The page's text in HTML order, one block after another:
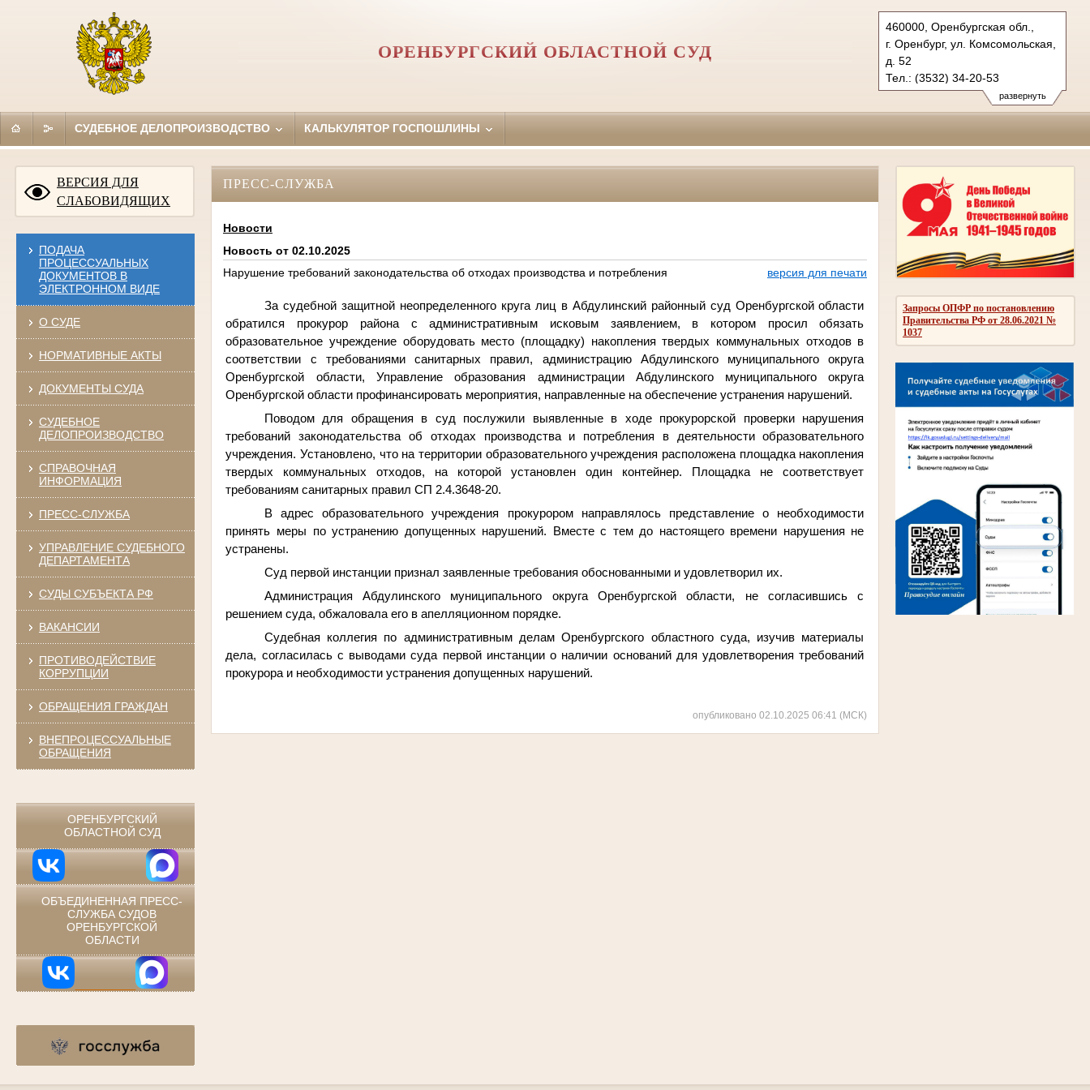
развернуть
460000, Оренбургская обл.,
г. Оренбург, ул. Комсомольская,
д. 52
Тел.: (3532) 34-20-53
oblsud.orb@sudrf.ru
ОРЕНБУРГСКИЙ ОБЛАСТНОЙ СУД
СУДЕБНОЕ ДЕЛОПРОИЗВОДСТВО КАЛЬКУЛЯТОР ГОСПОШЛИНЫ
ВЕРСИЯ ДЛЯ
СЛАБОВИДЯЩИХ
ПОДАЧА
ПРОЦЕССУАЛЬНЫХ
ДОКУМЕНТОВ В
ЭЛЕКТРОННОМ ВИДЕ
О СУДЕ
НОРМАТИВНЫЕ АКТЫ
ДОКУМЕНТЫ СУДА
СУДЕБНОЕ
ДЕЛОПРОИЗВОДСТВО
СПРАВОЧНАЯ
ИНФОРМАЦИЯ
ПРЕСС-СЛУЖБА
УПРАВЛЕНИЕ СУДЕБНОГО
ДЕПАРТАМЕНТА
СУДЫ СУБЪЕКТА РФ
ВАКАНСИИ
ПРОТИВОДЕЙСТВИЕ
КОРРУПЦИИ
ОБРАЩЕНИЯ ГРАЖДАН
ВНЕПРОЦЕССУАЛЬНЫЕ
ОБРАЩЕНИЯ
ОРЕНБУРГСКИЙ
ОБЛАСТНОЙ СУД
ОБЪЕДИНЕННАЯ ПРЕСС-
СЛУЖБА СУДОВ
ОРЕНБУРГСКОЙ
ОБЛАСТИ
Запросы ОПФР по постановлению
Правительства РФ от 28.06.2021 №
1037
ПРЕСС-СЛУЖБА
Новости
Новость от 02.10.2025
Нарушение требований законодательства об отходах производства и потребления
версия для печати
За судебной защитной неопределенного круга лиц в Абдулинский районный суд Оренбургской области
обратился прокурор района с административным исковым заявлением, в котором просил обязать
образовательное учреждение оборудовать место (площадку) накопления твердых коммунальных отходов в
соответствии с требованиями санитарных правил, администрацию Абдулинского муниципального округа
Оренбургской области, Управление образования администрации Абдулинского муниципального округа
Оренбургской области профинансировать мероприятия, направленные на обеспечение устранения нарушений.
Поводом для обращения в суд послужили выявленные в ходе прокурорской проверки нарушения
требований законодательства об отходах производства и потребления в деятельности образовательного
учреждения. Установлено, что на территории образовательного учреждения расположена площадка накопления
твердых коммунальных отходов, на которой установлен один контейнер. Площадка не соответствует
требованиям санитарных правил СП 2.4.3648-20.
В адрес образовательного учреждения прокурором направлялось представление о необходимости
принять меры по устранению допущенных нарушений. Вместе с тем до настоящего времени нарушения не
устранены.
Суд первой инстанции признал заявленные требования обоснованными и удовлетворил их.
Администрация Абдулинского муниципального округа Оренбургской области, не согласившись с
решением суда, обжаловала его в апелляционном порядке.
Судебная коллегия по административным делам Оренбургского областного суда, изучив материалы
дела, согласилась с выводами суда первой инстанции о наличии оснований для удовлетворения требований
прокурора и необходимости устранения допущенных нарушений.
опубликовано 02.10.2025 06:41 (МСК)